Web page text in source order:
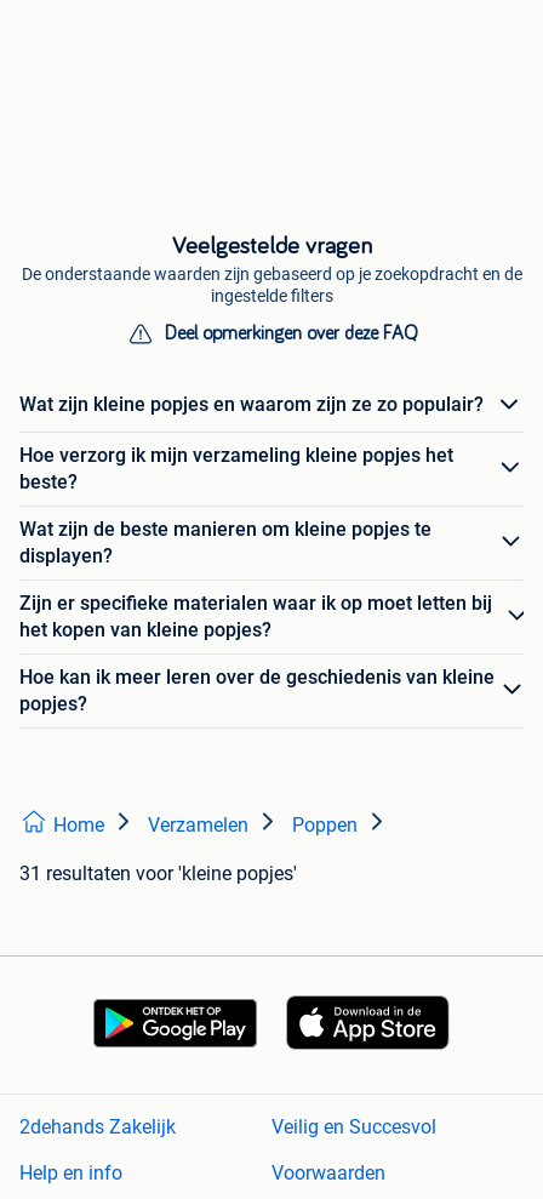
Veelgestelde vragen
De onderstaande waarden zijn gebaseerd op je zoekopdracht en de
ingestelde filters
Deel opmerkingen over deze FAQ
Wat zijn kleine popjes en waarom zijn ze zo populair?
Hoe verzorg ik mijn verzameling kleine popjes het
beste?
Wat zijn de beste manieren om kleine popjes te
displayen?
Zijn er specifieke materialen waar ik op moet letten bij
het kopen van kleine popjes?
Hoe kan ik meer leren over de geschiedenis van kleine
popjes?
Home Verzamelen Poppen
31 resultaten voor 'kleine popjes'
2dehands Zakelijk
Veilig en Succesvol
Help en info
Voorwaarden